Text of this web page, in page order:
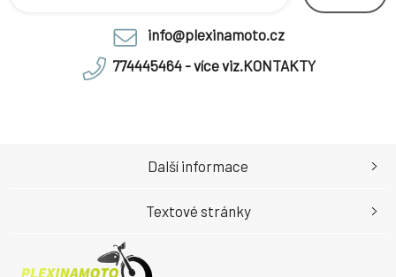
info@plexinamoto.cz
774445464 - více viz.KONTAKTY
Další informace
Textové stránky